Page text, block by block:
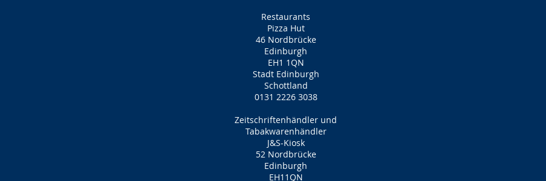
Restaurants
Pizza Hut
46 Nordbrücke
Edinburgh
EH1 1QN
Stadt Edinburgh
Schottland
0131 2226 3038
Zeitschriftenhändler und
Tabakwarenhändler
J&S-Kiosk
52 Nordbrücke
Edinburgh
EH11QN